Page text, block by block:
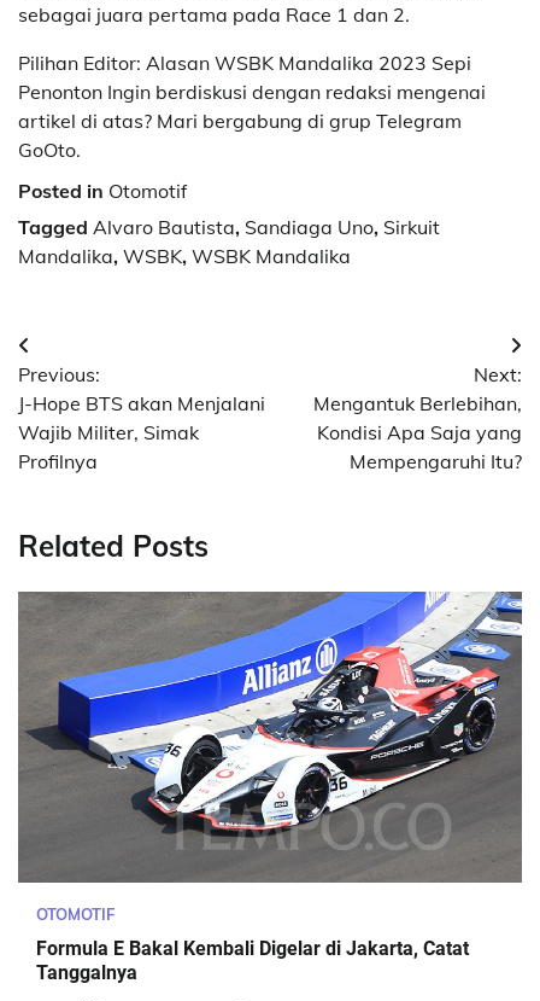
sebagai juara pertama pada Race 1 dan 2.
Pilihan Editor: Alasan WSBK Mandalika 2023 Sepi
Penonton Ingin berdiskusi dengan redaksi mengenai
artikel di atas? Mari bergabung di grup Telegram
GoOto.
Posted in Otomotif
Tagged Alvaro Bautista, Sandiaga Uno, Sirkuit
Mandalika, WSBK, WSBK Mandalika
Navigasi
pos
Previous:
J-Hope BTS akan Menjalani
Wajib Militer, Simak
Profilnya
Next:
Mengantuk Berlebihan,
Kondisi Apa Saja yang
Mempengaruhi Itu?
Related Posts
OTOMOTIF
Formula E Bakal Kembali Digelar di Jakarta, Catat
Tanggalnya